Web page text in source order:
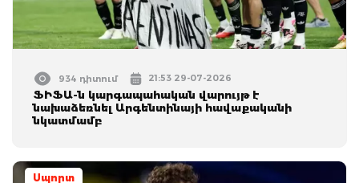
934 դիտում 21:53 29-07-2026
ՖԻՖԱ-ն կարգապահական վարույթ է
նախաձեռնել Արգենտինայի հավաքականի
նկատմամբ
Սպորտ